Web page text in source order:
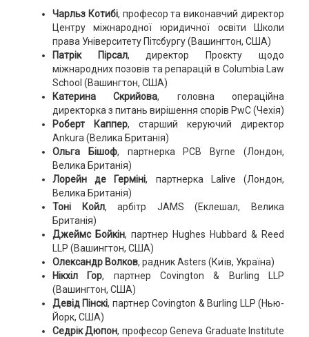
Чарльз Котибі, професор та виконавчий директор
Центру міжнародної юридичної освіти Школи
права Університету Пітсбургу (Вашингтон, США)
Патрік Пірсал, директор Проєкту щодо
міжнародних позовів та репарацій в Columbia Law
School (Вашингтон, США)
Катерина Скрийова, головна операційна
директорка з питань вирішення спорів PwC (Чехія)
Роберт Каппер, старший керуючий директор
Ankura (Велика Британія)
Ольга Бішоф, партнерка PCB Byrne (Лондон,
Велика Британія)
Лорейн де Герміні, партнерка Lalive (Лондон,
Велика Британія)
Тоні Койл, арбітр JAMS (Еклешал, Велика
Британія)
Джеймс Бойкін, партнер Hughes Hubbard & Reed
LLP (Вашингтон, США)
Олександр Волков, радник Asters (Київ, Україна)
Нікхіл Гор, партнер Covington & Burling LLP
(Вашингтон, США)
Девід Пінскі, партнер Covington & Burling LLP (Нью-
Йорк, США)
Седрік Дюпон, професор Geneva Graduate Institute